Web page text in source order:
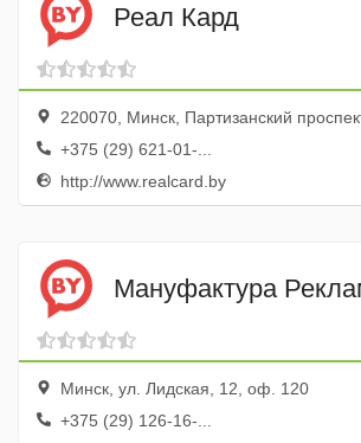
Реал Кард
220070, Минск, Партизанский
+375 (29) 621-01-...
http://www.realcard.by
Мануфактура
Минск, ул. Лидская, 12, оф. 120
+375 (29) 126-16-...